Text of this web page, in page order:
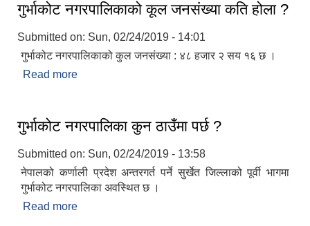
गुर्भाकोट नगरपालिकाको कूल जनसंख्या कति होला ?
Submitted on: Sun, 02/24/2019 - 14:01
गुर्भाकोट नगरपालिकाको कुल जनसंख्या : ४८ हजार २ सय १६ छ ।
Read more
गुर्भाकोट नगरपालिका कुन ठाउँमा पर्छ ?
Submitted on: Sun, 02/24/2019 - 13:58
नेपालको कर्णाली प्रदेश अन्तरगर्त पर्ने सुर्खेत जिल्लाको पूर्वी भागमा
गुर्भाकोट नगरपालिका अवस्थित छ ।
Read more